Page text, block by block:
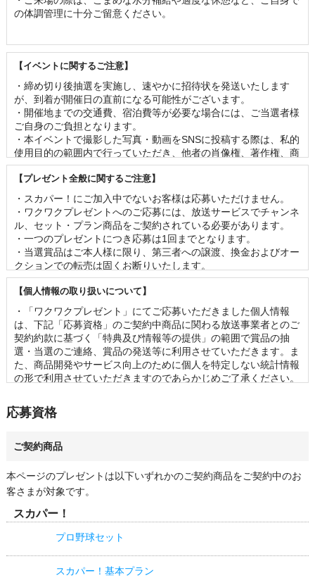
の体調管理に十分ご留意ください。
【イベントに関するご注意】
・締め切り後抽選を実施し、速やかに招待状を発送いたします
が、到着が開催日の直前になる可能性がございます。
・開催地までの交通費、宿泊費等が必要な場合には、ご当選者様
ご自身のご負担となります。
・本イベントで撮影した写真・動画をSNSに投稿する際は、私的
使用目的の範囲内で行っていただき、他者の肖像権、著作権、商
標権等の権利を侵害することのないよう、十分にご留意くださ
い。
・番組撮影のあるイベントでは、客席の様子が映像に映る可能性
がございます。
・やむを得ない事情が発生した場合、予告なく内容の変更または
イベントを中止する場合がございます。
・イベントに関連して発生した事故、盗難、疾病等について当社
は一切責任を負いません。
・新型コロナウイルス感染拡大防止の取り組みに関しましては、
主催者・イベント会場等の方針に従っていただきますようお願い
【プレゼント全般に関するご注意】
・スカパー！にご加入中でないお客様は応募いただけません。
・ワクワクプレゼントへのご応募には、放送サービスでチャンネ
ル、セット・プラン商品をご契約されている必要があります。
・一つのプレゼントにつき応募は1回までとなります。
・当選賞品はご本人様に限り、第三者への譲渡、換金およびオー
クションでの転売は固くお断りいたします。
・賞品の内容（イベントの出演者、グッズの名称・仕様等）は事
前の予告なく変更となる場合がございます。
・お客様の当選機会均等のため、一度当選されたお客様は2ヶ月
以内の再当選はできませんのであらかじめご了承ください。
・当選の発表は、当選の通知をもって代えさせていただきます。
なお、賞品のお届け先は日本国内に限らせていただきます。
・応募状況、および当落に関するお問い合わせは一切ご回答でき
かねます。
・賞品の管理には万全を期しておりますが、配送を伴う賞品にお
可能性がございます。予めご容赦ください。
【個人情報の取り扱いについて】
・「ワクワクプレゼント」にてご応募いただきました個人情報
は、下記「応募資格」のご契約中商品に関わる放送事業者とのご
契約約款に基づく「特典及び情報等の提供」の範囲で賞品の抽
選・当選のご連絡、賞品の発送等に利用させていただきます。ま
た、商品開発やサービス向上のために個人を特定しない統計情報
の形で利用させていただきますのであらかじめご了承ください。
る場合には、あらかじめ必要事項を通知いたしますのでご確認く
ださい。
会社のプライバシーポリシーをご参照ください。
応募資格
ご契約商品
本ページのプレゼントは以下いずれかのご契約商品をご契約中のお
客さまが対象です。
スカパー！
プロ野球セット
スカパー！基本プラン